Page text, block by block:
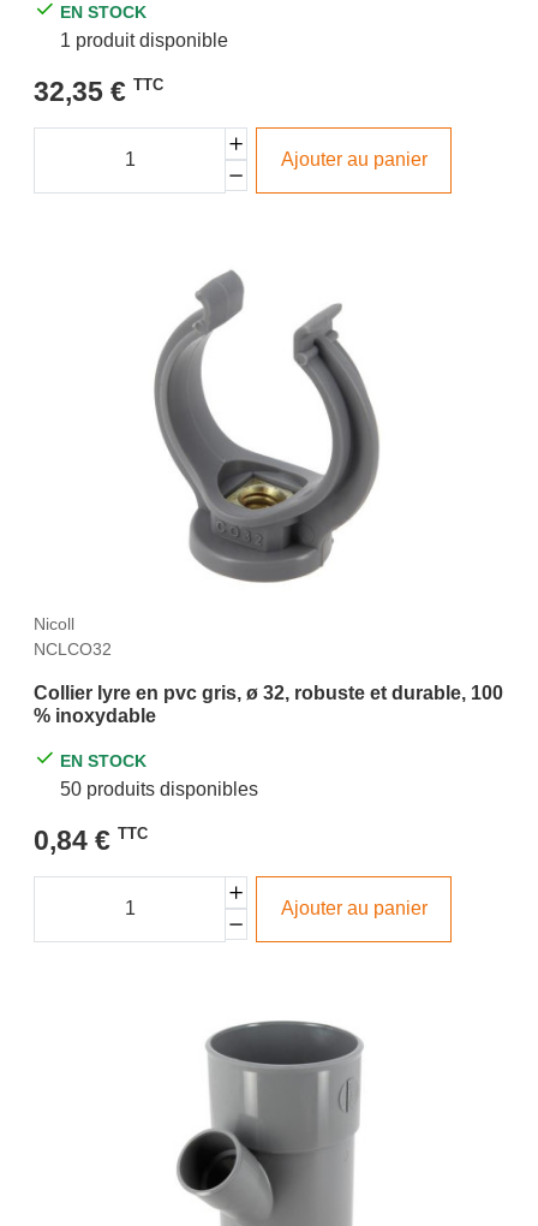
EN STOCK
1 produit disponible
32,35 € TTC
Ajouter au panier
Nicoll
NCLCO32
Collier lyre en pvc gris, ø 32, robuste et durable, 100
% inoxydable
EN STOCK
50 produits disponibles
0,84 € TTC
Ajouter au panier